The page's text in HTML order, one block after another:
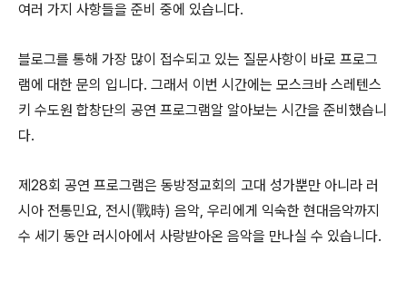
여러 가지 사항들을 준비 중에 있습니다.
블로그를 통해 가장 많이 접수되고 있는 질문사항이 바로 프로그
램에 대한 문의 입니다. 그래서 이번 시간에는 모스크바 스레텐스
키 수도원 합창단의 공연 프로그램알 알아보는 시간을 준비했습니
다.
제28회 공연 프로그램은 동방정교회의 고대 성가뿐만 아니라 러
시아 전통민요, 전시(戰時) 음악, 우리에게 익숙한 현대음악까지
수 세기 동안 러시아에서 사랑받아온 음악을 만나실 수 있습니다.